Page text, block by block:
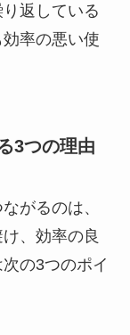
返している
率の悪い使
3つの理由
がるのは、
、効率の良
の3つのポイ